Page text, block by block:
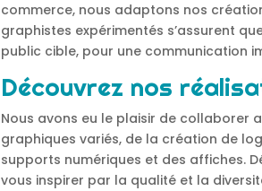
commerce, nous adaptons nos
graphistes expérimentés s’assurent
public cible, pour une communication
Découvrez nos
Nous avons eu le plaisir de collaborer
graphiques variés, de la création de
supports numériques et des affiches.
vous inspirer par la qualité et la